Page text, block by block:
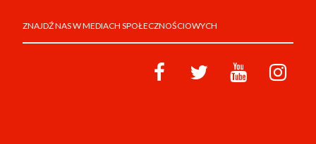
ZNAJDŹ NAS W MEDIACH SPOŁECZNOŚCIOWYCH